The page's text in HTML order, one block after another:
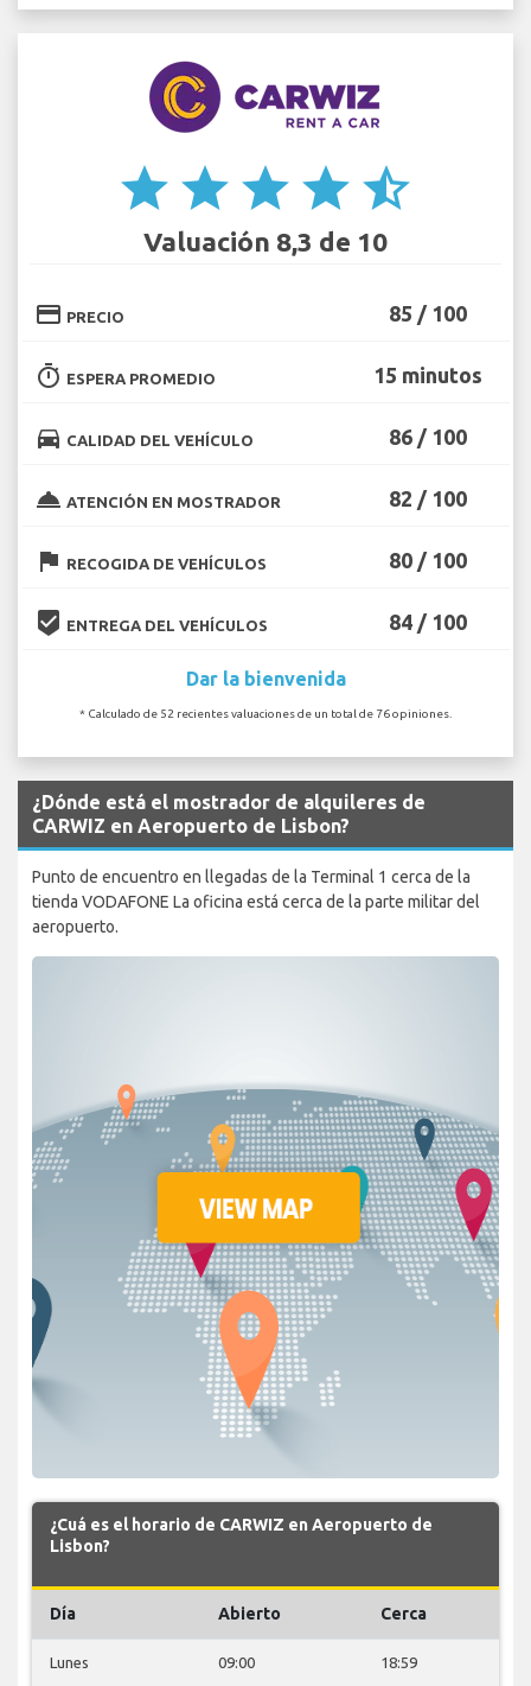
star star star star star_half
Valuación 8,3 de 10
credit_card PRECIO 85 / 100
timer ESPERA PROMEDIO 15 minutos
directions_car CALIDAD DEL VEHÍCULO 86 / 100
room_service ATENCIÓN EN MOSTRADOR 82 / 100
flag RECOGIDA DE VEHÍCULOS 80 / 100
beenhere ENTREGA DEL VEHÍCULOS 84 / 100
Dar la bienvenida
* Calculado de 52 recientes valuaciones de un total de 76 opiniones.
¿Dónde está el mostrador de alquileres de
CARWIZ en Aeropuerto de Lisbon?
Punto de encuentro en llegadas de la Terminal 1 cerca de la
tienda VODAFONE La oficina está cerca de la parte militar del
aeropuerto.
¿Cuá es el horario de CARWIZ en Aeropuerto de
Lisbon?
Día Abierto Cerca
Lunes 09:00 18:59